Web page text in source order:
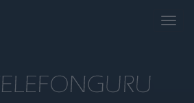
Toggle